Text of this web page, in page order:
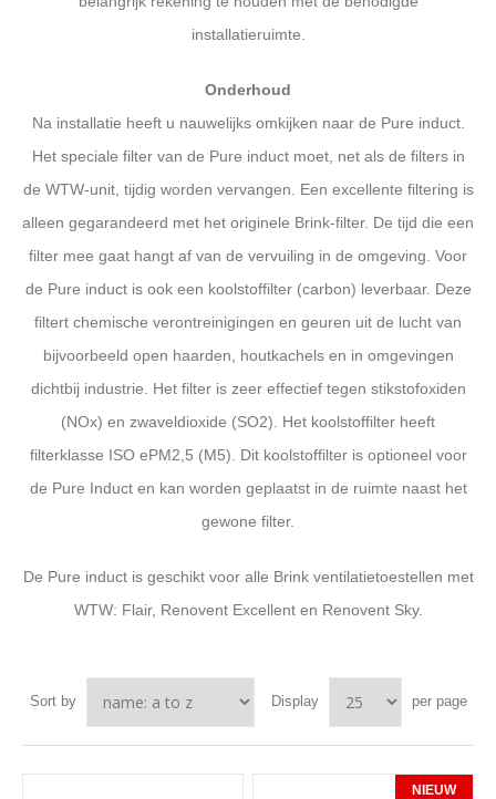
installatieruimte.
Onderhoud
Na installatie heeft u nauwelijks omkijken naar de Pure induct.
Het speciale filter van de Pure induct moet, net als de filters in
de WTW-unit, tijdig worden vervangen. Een excellente filtering is
alleen gegarandeerd met het originele Brink-filter. De tijd die een
filter mee gaat hangt af van de vervuiling in de omgeving. Voor
de Pure induct is ook een koolstoffilter (carbon) leverbaar. Deze
filtert chemische verontreinigingen en geuren uit de lucht van
bijvoorbeeld open haarden, houtkachels en in omgevingen
dichtbij industrie. Het filter is zeer effectief tegen stikstofoxiden
(NOx) en zwaveldioxide (SO2). Het koolstoffilter heeft
filterklasse ISO ePM2,5 (M5). Dit koolstoffilter is optioneel voor
de Pure Induct en kan worden geplaatst in de ruimte naast het
gewone filter.
De Pure induct is geschikt voor alle Brink ventilatietoestellen met
WTW: Flair, Renovent Excellent en Renovent Sky.
Sort by Display per page
NIEUW